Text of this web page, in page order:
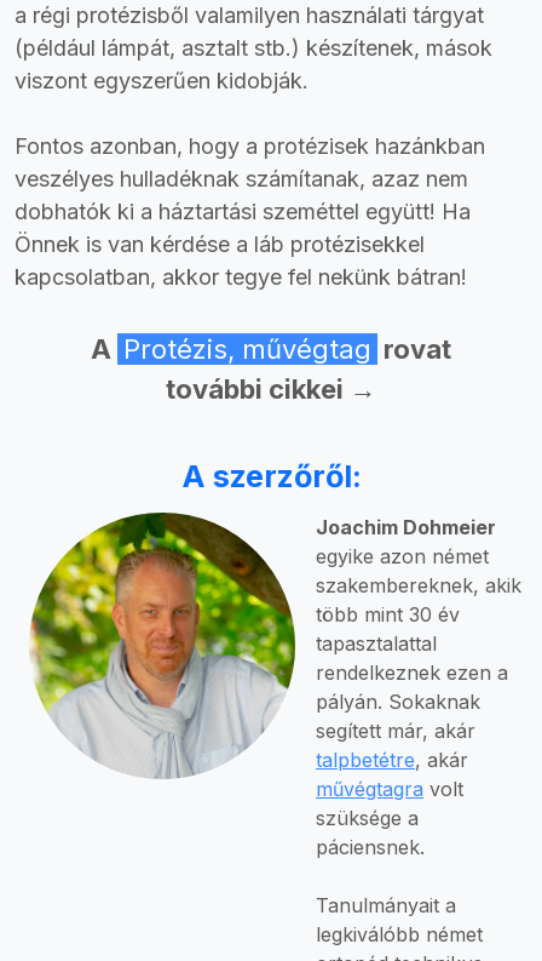
a régi protézisből valamilyen használati tárgyat
(például lámpát, asztalt stb.) készítenek, mások
viszont egyszerűen kidobják.
Fontos azonban, hogy a protézisek hazánkban
veszélyes hulladéknak számítanak, azaz nem
dobhatók ki a háztartási szeméttel együtt! Ha
Önnek is van kérdése a láb protézisekkel
kapcsolatban, akkor tegye fel nekünk bátran!
A Protézis, művégtag rovat
további cikkei →
A szerzőről:
Joachim Dohmeier
egyike azon német
szakembereknek, akik
több mint 30 év
tapasztalattal
rendelkeznek ezen a
pályán. Sokaknak
segített már, akár
talpbetétre, akár
művégtagra volt
szüksége a
páciensnek.
Tanulmányait a
legkiválóbb német